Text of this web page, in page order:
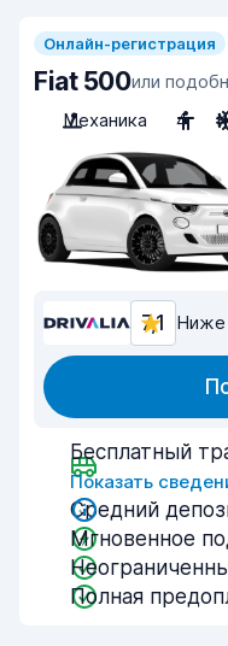
Онлайн-регистрация
Fiat 500или
Механика
4
7,1 Ниже
Бесплатный
Показать
Средний
Мгновенное
Полная